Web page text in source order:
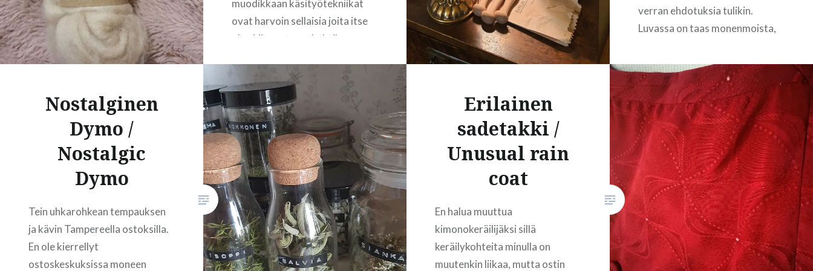
muodikkaan käsityötekniikat
ovat harvoin sellaisia joita itse
olen kiinnostunut kokeilemaan
mainoksia Porin
käsityömessuista, päätin että
no kaipa siellä voisi piipahtaa
poikkeamassa kun ryysis
pikkukaupungin messuilla on
varmasti maltillisempi kuin
Tampereen…
READ MORE
verran ehdotuksia tulikin.
Luvassa on taas monenmoista,
pyöräytetään kalenteri käyntiin
tällaisella pienellä
uutisluontoisella asialla. Kävin
viime viikonloppuna hakemassa
joulufiilistä Parolan Aseman
joulumyyjäisistä ja paikallisilta
joulumyyjäisiltä. Parolassa
kävin ihan vain asiakkaana
kaverin kanssa pyörimässä ja
ihastelemassa ihania käsitöitä…
READ MORE
Nostalginen
Dymo /
Nostalgic
Dymo
Tein uhkarohkean tempauksen
ja kävin Tampereella ostoksilla.
En ole kierrellyt
ostoskeskuksissa moneen
Erilainen
sadetakki /
Unusual rain
coat
En halua muuttua
kimonokeräilijäksi sillä
keräilykohteita minulla on
muutenkin liikaa, mutta ostin